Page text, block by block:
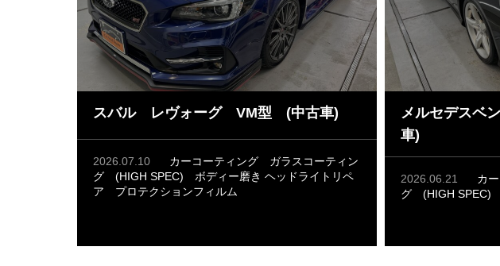
スバル レヴォーグ VM型 (中古車)
2026.07.10 カーコーティング
ガラスコーティン
グ (HIGH SPEC)
ボディー磨き ヘッドライトリペ
ア
プロテクションフィルム
メルセデス
車)
2026.06.21 カ
グ (HIGH SPEC)